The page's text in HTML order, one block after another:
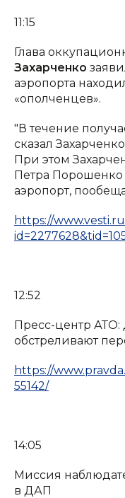
11:15
Глава
Захарченко
аэропорта
«ополченцев».
"В течение
сказал
При этом
Петра
аэропорт,
https://
12:52
Пресс-центр
обстреливают
https://
55142/
14:05
Миссия
в ДАП